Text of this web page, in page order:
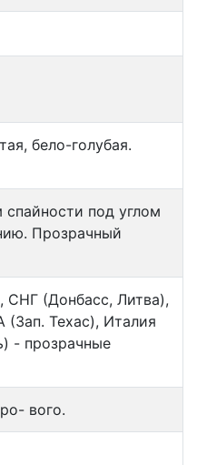
бело-голубая.
под углом
Прозрачный
СНГ (Донбасс, Литва),
Техас), Италия
- прозрачные
вого.